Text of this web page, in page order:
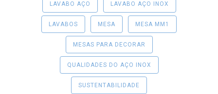
LAVABO AÇO LAVABO AÇO INOX
LAVABOS MESA MESA MM1
MESAS PARA DECORAR
QUALIDADES DO AÇO INOX
SUSTENTABILIDADE